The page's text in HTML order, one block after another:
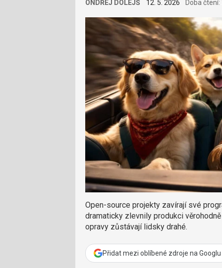
ONDŘEJ DOLEJŠ 12. 5. 2026 Doba čtení:
Open-source projekty zavírají své
dramaticky zlevnily produkci
opravy zůstávají lidsky drahé.
Přidat mezi oblíbené zdroje na Googlu